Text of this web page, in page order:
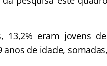
13,2% eram jovens
anos de idade,